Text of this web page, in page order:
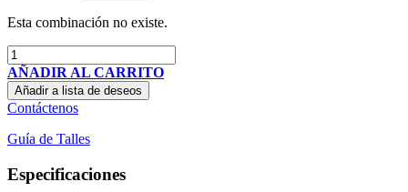
Esta combinación no existe.
AÑADIR AL CARRITO
Añadir a lista de deseos
Contáctenos
Guía de Talles
Especificaciones